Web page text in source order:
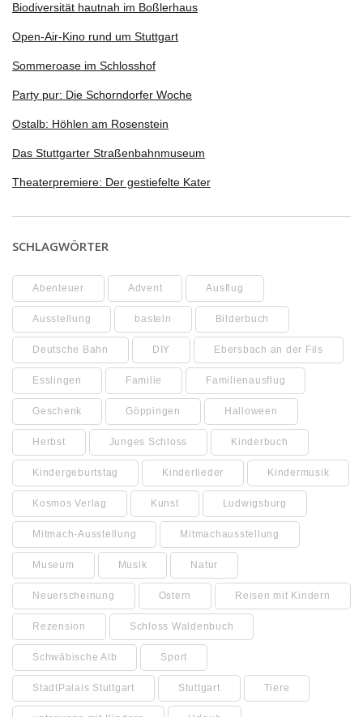
Biodiversität hautnah im Boßlerhaus
Open-Air-Kino rund um Stuttgart
Sommeroase im Schlosshof
Party pur: Die Schorndorfer Woche
Ostalb: Höhlen am Rosenstein
Das Stuttgarter Straßenbahnmuseum
Theaterpremiere: Der gestiefelte Kater
SCHLAGWÖRTER
Abenteuer Advent Ausflug
Ausstellung basteln Bilderbuch
Deutsche Bahn DIY Ebersbach an der Fils
Esslingen Familie Familienausflug
Geschenk Göppingen Halloween
Herbst Junges Schloss Kinderbuch
Kindergeburtstag Kinderlieder Kindermusik
Kosmos Verlag Kunst Ludwigsburg
Mitmach-Ausstellung Mitmachausstellung
Museum Musik Natur
Neuerscheinung Ostern Reisen mit Kindern
Rezension Schloss Waldenbuch
Schwäbische Alb Sport
StadtPalais Stuttgart Stuttgart Tiere